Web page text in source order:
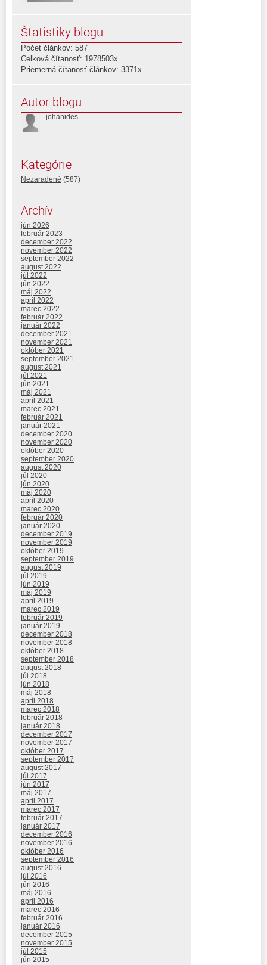
Štatistiky blogu
Počet článkov: 587
Celková čítanosť: 1978503x
Priemerná čítanosť článkov: 3371x
Autor blogu
johanides
Kategórie
Nezaradené (587)
Archív
jún 2026
február 2023
december 2022
november 2022
september 2022
august 2022
júl 2022
jún 2022
máj 2022
apríl 2022
marec 2022
február 2022
január 2022
december 2021
november 2021
október 2021
september 2021
august 2021
júl 2021
jún 2021
máj 2021
apríl 2021
marec 2021
február 2021
január 2021
december 2020
november 2020
október 2020
september 2020
august 2020
júl 2020
jún 2020
máj 2020
apríl 2020
marec 2020
február 2020
január 2020
december 2019
november 2019
október 2019
september 2019
august 2019
júl 2019
jún 2019
máj 2019
apríl 2019
marec 2019
február 2019
január 2019
december 2018
november 2018
október 2018
september 2018
august 2018
júl 2018
jún 2018
máj 2018
apríl 2018
marec 2018
február 2018
január 2018
december 2017
november 2017
október 2017
september 2017
august 2017
júl 2017
jún 2017
máj 2017
apríl 2017
marec 2017
február 2017
január 2017
december 2016
november 2016
október 2016
september 2016
august 2016
júl 2016
jún 2016
máj 2016
apríl 2016
marec 2016
február 2016
január 2016
december 2015
november 2015
júl 2015
jún 2015